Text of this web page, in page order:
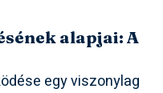
alapjai: A
egy viszonylag